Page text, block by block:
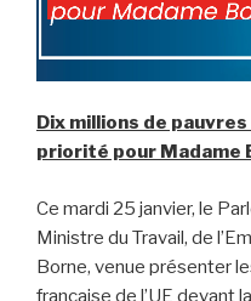
Dix millions de pauvres
priorité pour Madame
Ce mardi 25 janvier, le
Ministre du Travail, de
Borne, venue présenter
française de l’UE devant